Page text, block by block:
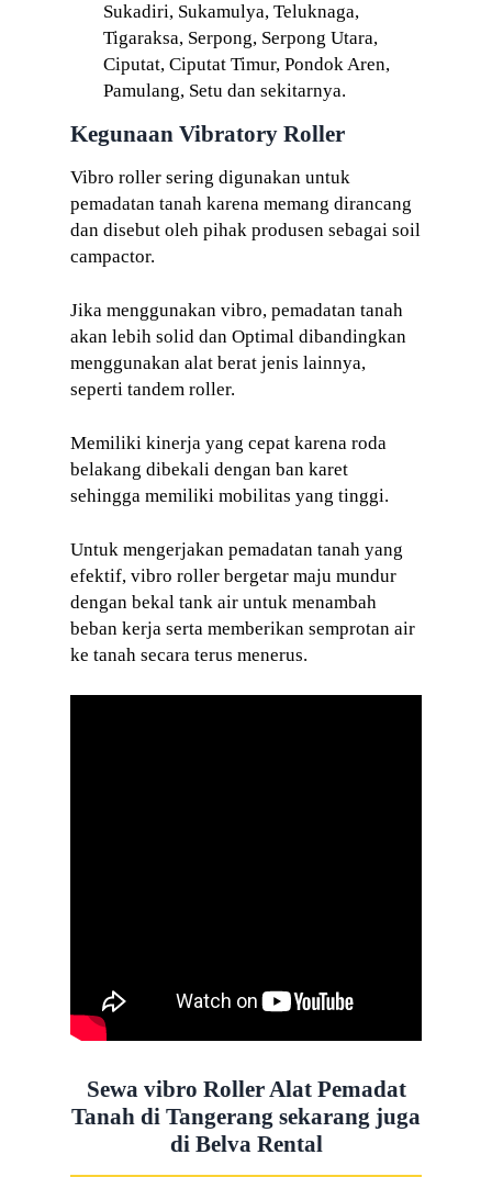
Sukadiri, Sukamulya, Teluknaga,
Tigaraksa, Serpong, Serpong Utara,
Ciputat, Ciputat Timur, Pondok Aren,
Pamulang, Setu dan sekitarnya.
Kegunaan Vibratory Roller
Vibro roller sering digunakan untuk
pemadatan tanah karena memang dirancang
dan disebut oleh pihak produsen sebagai soil
campactor.
Jika menggunakan vibro, pemadatan tanah
akan lebih solid dan Optimal dibandingkan
menggunakan alat berat jenis lainnya,
seperti tandem roller.
Memiliki kinerja yang cepat karena roda
belakang dibekali dengan ban karet
sehingga memiliki mobilitas yang tinggi.
Untuk mengerjakan pemadatan tanah yang
efektif, vibro roller bergetar maju mundur
dengan bekal tank air untuk menambah
beban kerja serta memberikan semprotan air
ke tanah secara terus menerus.
Sewa vibro RollerAlat Pemadat
Tanah di Tangerang sekarang juga
di Belva Rental